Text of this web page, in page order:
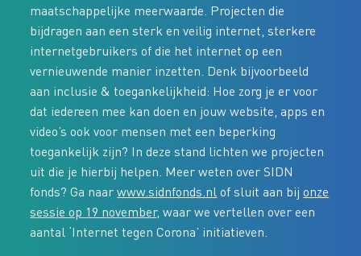
maatschappelijke meerwaarde. Projecten die
bijdragen aan een sterk en veilig internet, sterkere
internetgebruikers of die het internet op een
vernieuwende manier inzetten. Denk bijvoorbeeld
aan inclusie & toegankelijkheid: Hoe zorg je er voor
dat iedereen mee kan doen en jouw website, apps en
video’s ook voor mensen met een beperking
toegankelijk zijn? In deze stand lichten we projecten
uit die je hierbij helpen. Meer weten over SIDN
fonds? Ga naarwww.sidnfonds.nlof sluit aan bijonze
sessie op 19 november, waar we vertellen over een
aantal ‘Internet tegen Corona’ initiatieven.